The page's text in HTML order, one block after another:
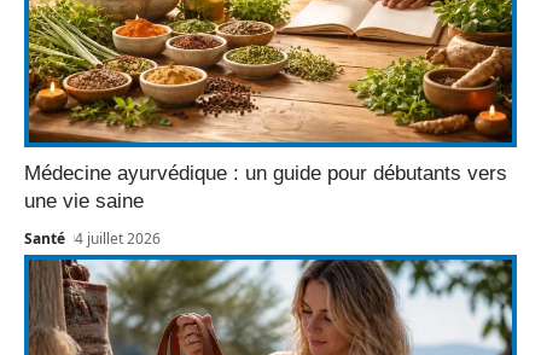
Médecine ayurvédique : un guide pour débutants vers
une vie saine
Santé 4 juillet 2026